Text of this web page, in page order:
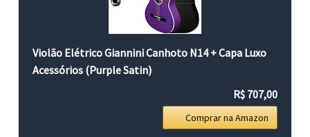
Violão Elétrico Giannini Canhoto N14 + Capa Luxo
Acessórios (Purple Satin)
R$ 707,00
Comprar na Amazon